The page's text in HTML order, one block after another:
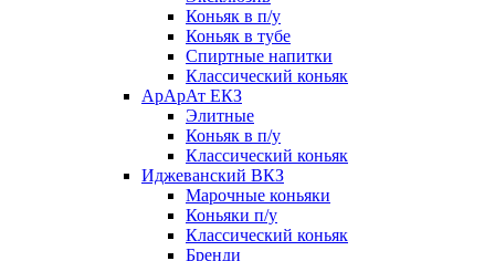
Коньяк в п/у
Коньяк в тубе
Спиртные напитки
Классический коньяк
АрАрАт ЕКЗ
Элитные
Коньяк в п/у
Классический коньяк
Иджеванский ВКЗ
Марочные коньяки
Коньяки п/у
Классический коньяк
Бренди